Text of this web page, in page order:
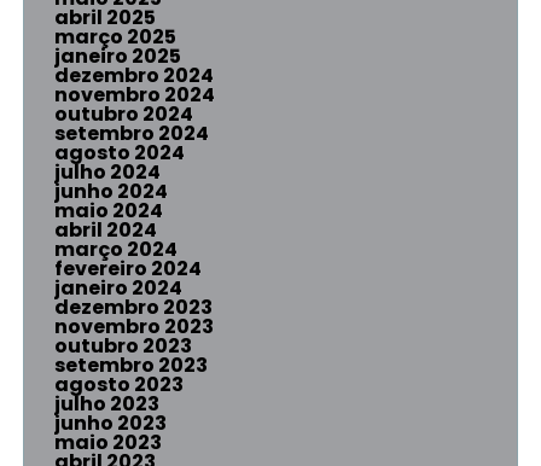
abril 2025
março 2025
janeiro 2025
dezembro 2024
novembro 2024
outubro 2024
setembro 2024
agosto 2024
julho 2024
junho 2024
maio 2024
abril 2024
março 2024
fevereiro 2024
janeiro 2024
dezembro 2023
novembro 2023
outubro 2023
setembro 2023
agosto 2023
julho 2023
junho 2023
maio 2023